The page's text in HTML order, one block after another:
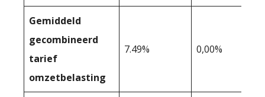
Gemiddeld
gecombineerd
tarief
omzetbelasting
7.49% 0,00%